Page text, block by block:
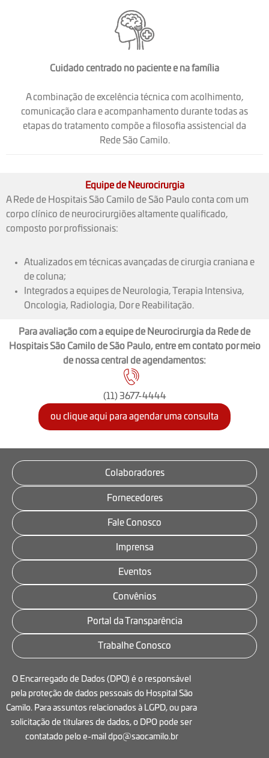
Cuidado centrado no paciente e na família
A combinação de excelência técnica com acolhimento,
comunicação clara e acompanhamento durante todas as
etapas do tratamento compõe a filosofia assistencial da
Rede São Camilo.
Equipe de Neurocirurgia
A Rede de Hospitais São Camilo de São Paulo conta com um
corpo clínico de neurocirurgiões altamente qualificado,
composto por profissionais:
Atualizados em técnicas avançadas de cirurgia craniana e
de coluna;
Integrados a equipes de Neurologia, Terapia Intensiva,
Oncologia, Radiologia, Dor e Reabilitação.
Para avaliação com a equipe de Neurocirurgia da Rede de
Hospitais São Camilo de São Paulo, entre em contato por meio
de nossa central de agendamentos:
(11) 3677-4444
ou clique aqui para agendar uma consulta
Colaboradores
Fornecedores
Fale Conosco
Imprensa
Eventos
Convênios
Portal da Transparência
Trabalhe Conosco
O Encarregado de Dados (DPO) é o responsável
pela proteção de dados pessoais do Hospital São
Camilo. Para assuntos relacionados à LGPD, ou para
solicitação de titulares de dados, o DPO pode ser
contatado pelo e-mail dpo@saocamilo.br